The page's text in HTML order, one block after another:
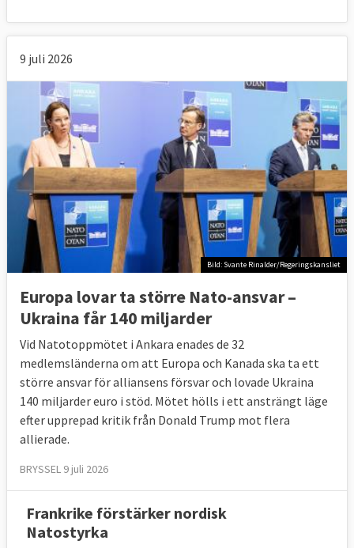
9 juli 2026
Bild: Svante Rinalder/Regeringskansliet
Europa lovar ta större Nato-ansvar –
Ukraina får 140 miljarder
Vid Natotoppmötet i Ankara enades de 32
medlemsländerna om att Europa och Kanada ska ta ett
större ansvar för alliansens försvar och lovade Ukraina
140 miljarder euro i stöd. Mötet hölls i ett ansträngt läge
efter upprepad kritik från Donald Trump mot flera
allierade.
BRYSSEL 9 juli 2026
Frankrike förstärker nordisk
Natostyrka